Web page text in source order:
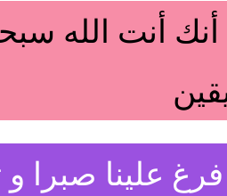
أنك أنت الله
علينا صبرا